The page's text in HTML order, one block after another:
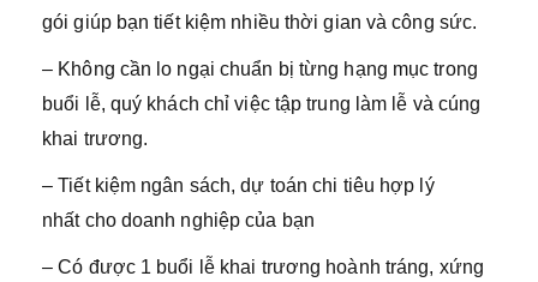
gói giúp bạn tiết kiệm nhiều thời gian và công sức.
– Không cần lo ngại chuẩn bị từng hạng mục trong
buổi lễ, quý khách chỉ việc tập trung làm lễ và cúng
khai trương.
– Tiết kiệm ngân sách, dự toán chi tiêu hợp lý
nhất cho doanh nghiệp của bạn
– Có được 1 buổi lễ khai trương hoành tráng, xứng